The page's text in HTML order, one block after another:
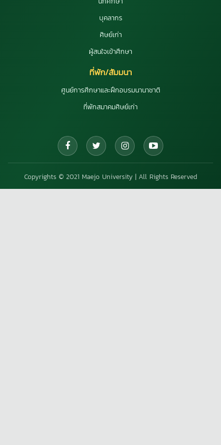
บุคลากร
ศิษย์เก่า
ผู้สนใจเข้าศึกษา
ที่พัก/สัมมนา
ศูนย์การศึกษาและฝึกอบรมนานาชาติ
ที่พักสมาคมศิษย์เก่า
Copyrights © 2021 Maejo University | All Rights Reserved